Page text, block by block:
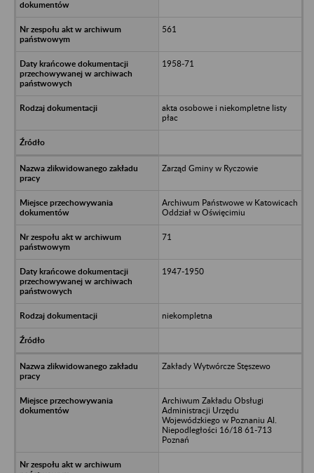
561
1958-71
akta osobowe i niekompletne listy
płac
Zarząd Gminy w Ryczowie
Archiwum Państwowe w Katowicach
Oddział w Oświęcimiu
71
1947-1950
niekompletna
Zakłady Wytwórcze Stęszewo
Archiwum Zakładu Obsługi
Administracji Urzędu
Wojewódzkiego w Poznaniu Al.
Niepodległości 16/18 61-713
Poznań